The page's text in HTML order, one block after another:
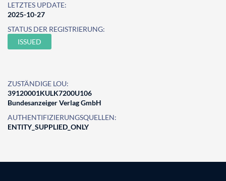
LETZTES UPDATE:
2025-10-27
STATUS DER REGISTRIERUNG:
ISSUED
ZUSTÄNDIGE LOU:
39120001KULK7200U106
Bundesanzeiger Verlag GmbH
AUTHENTIFIZIERUNGSQUELLEN:
ENTITY_SUPPLIED_ONLY